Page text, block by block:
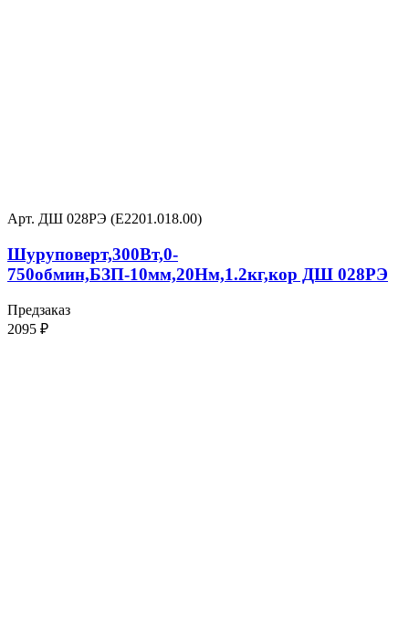
Арт. ДШ 028РЭ (Е2201.018.00)
Шуруповерт,300Вт,0-
750обмин,БЗП-10мм,20Нм,1.2кг,кор ДШ 028РЭ
Предзаказ
2095 ₽